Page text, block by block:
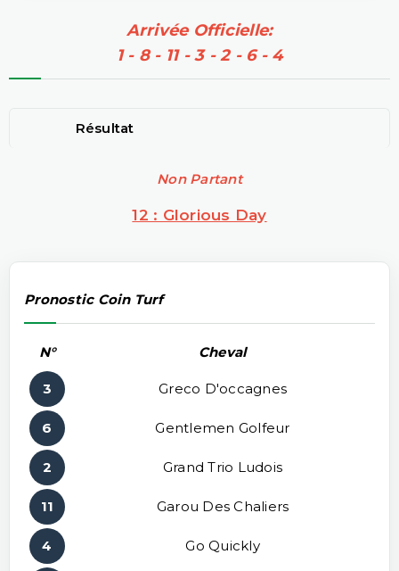
Arrivée Officielle:
1 - 8 - 11 - 3 - 2 - 6 - 4
Résultat
Non Partant
12 : Glorious Day
Pronostic Coin Turf
N° Cheval
3 Greco D'occagnes
6 Gentlemen Golfeur
2 Grand Trio Ludois
11 Garou Des Chaliers
4 Go Quickly